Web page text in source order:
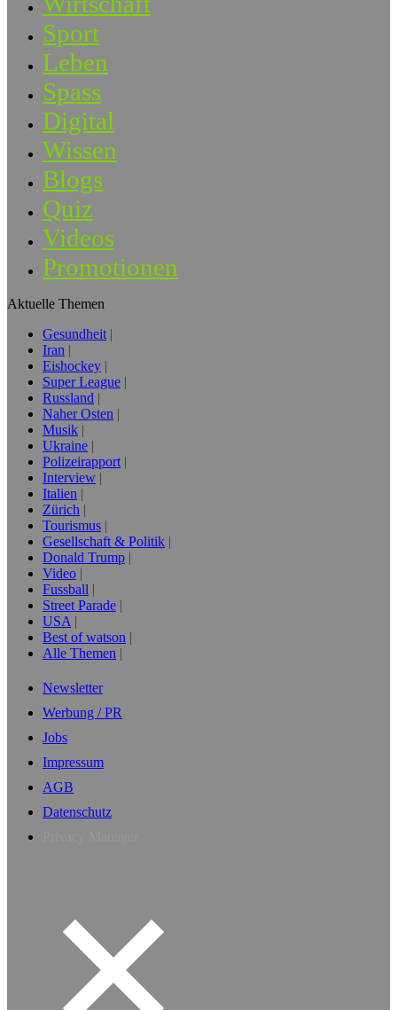
Sport
Leben
Spass
Digital
Wissen
Blogs
Quiz
Videos
Promotionen
Aktuelle Themen
Gesundheit
Iran
Eishockey
Super League
Russland
Naher Osten
Musik
Ukraine
Polizeirapport
Interview
Italien
Zürich
Tourismus
Gesellschaft & Politik
Donald Trump
Video
Fussball
Street Parade
USA
Best of watson
Alle Themen
Newsletter
Werbung / PR
Jobs
Impressum
AGB
Datenschutz